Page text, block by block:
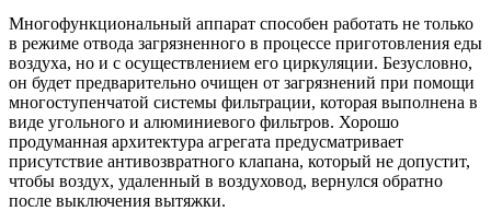
Многофункциональный аппарат способен работать не только
в режиме отвода загрязненного в процессе приготовления еды
воздуха, но и с осуществлением его циркуляции. Безусловно,
он будет предварительно очищен от загрязнений при помощи
многоступенчатой системы фильтрации, которая выполнена в
виде угольного и алюминиевого фильтров. Хорошо
продуманная архитектура агрегата предусматривает
присутствие антивозвратного клапана, который не допустит,
чтобы воздух, удаленный в воздуховод, вернулся обратно
после выключения вытяжки.